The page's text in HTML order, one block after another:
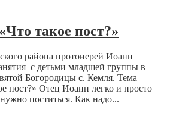
такое пост?»
района протоиерей Иоанн
с детьми младшей группы в
Богородицы с. Кемля. Тема
пост?» Отец Иоанн легко и просто
поститься. Как надо...